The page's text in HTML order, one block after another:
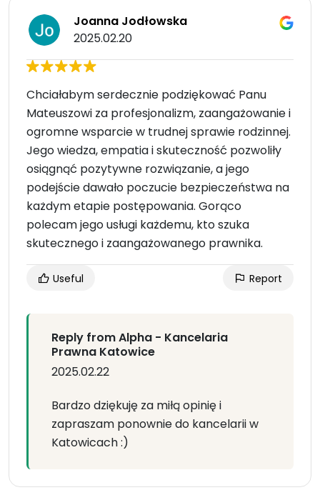
Joanna Jodłowska
2025.02.20
Chciałabym serdecznie podziękować Panu
Mateuszowi za profesjonalizm, zaangażowanie i
ogromne wsparcie w trudnej sprawie rodzinnej.
Jego wiedza, empatia i skuteczność pozwoliły
osiągnąć pozytywne rozwiązanie, a jego
podejście dawało poczucie bezpieczeństwa na
każdym etapie postępowania. Gorąco
polecam jego usługi każdemu, kto szuka
skutecznego i zaangażowanego prawnika.
Useful Report
Reply from Alpha - Kancelaria
Prawna Katowice
2025.02.22
Bardzo dziękuję za miłą opinię i
zapraszam ponownie do kancelarii w
Katowicach :)